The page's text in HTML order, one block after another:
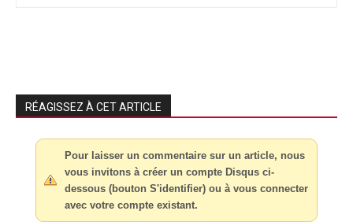
RÉAGISSEZ À CET ARTICLE
Pour laisser un commentaire sur un article, nous
vous invitons à créer un compte Disqus ci-
dessous (bouton S'identifier) ou à vous connecter
avec votre compte existant.